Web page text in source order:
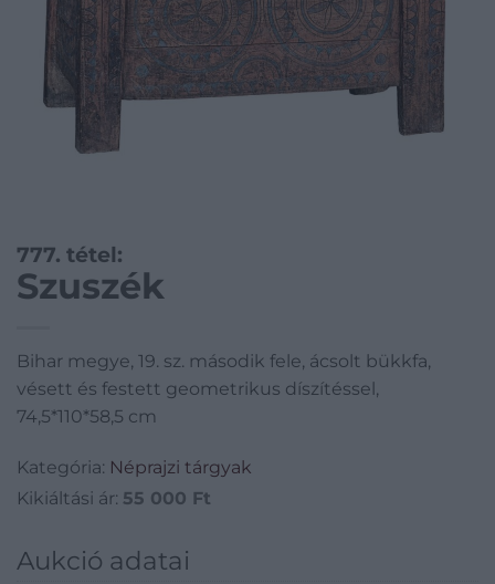
777. tétel:
Szuszék
Bihar megye, 19. sz. második fele, ácsolt bükkfa,
vésett és festett geometrikus díszítéssel,
74,5*110*58,5 cm
Kategória: Néprajzi tárgyak
Kikiáltási ár: 55 000 Ft
Aukció adatai